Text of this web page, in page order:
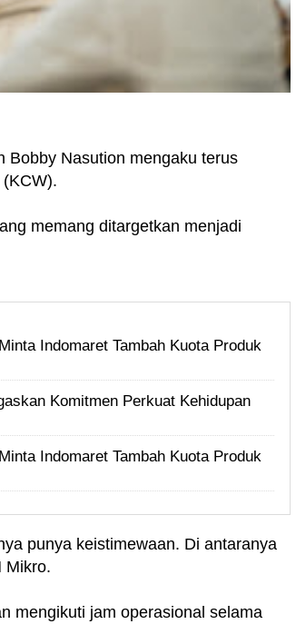
Bobby Nasution mengaku terus
memang ditargetkan menjadi
Indomaret Tambah Kuota Produk
Komitmen Perkuat Kehidupan
Indomaret Tambah Kuota Produk
punya keistimewaan. Di antaranya
Mikro.
mengikuti jam operasional selama